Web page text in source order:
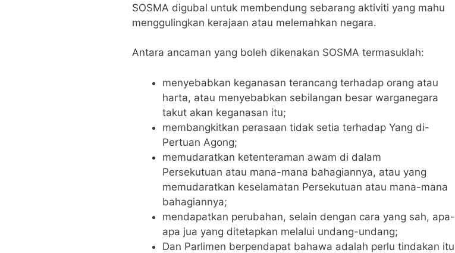
SOSMA digubal untuk membendung sebarang aktiviti yang mahu
menggulingkan kerajaan atau melemahkan negara.
Antara ancaman yang boleh dikenakan SOSMA termasuklah:
menyebabkan keganasan terancang terhadap orang atau
harta, atau menyebabkan sebilangan besar warganegara
takut akan keganasan itu;
membangkitkan perasaan tidak setia terhadap Yang di-
Pertuan Agong;
memudaratkan ketenteraman awam di dalam
Persekutuan atau mana-mana bahagiannya, atau yang
memudaratkan keselamatan Persekutuan atau mana-mana
bahagiannya;
mendapatkan perubahan, selain dengan cara yang sah, apa-
apa jua yang ditetapkan melalui undang-undang;
Dan Parlimen berpendapat bahawa adalah perlu tindakan itu